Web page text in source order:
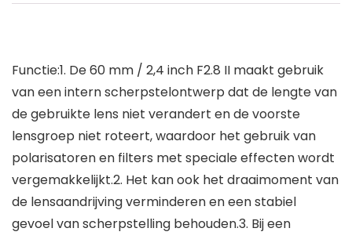
Functie:1. De 60 mm / 2,4 inch F2.8 II maakt gebruik
van een intern scherpstelontwerp dat de lengte van
de gebruikte lens niet verandert en de voorste
lensgroep niet roteert, waardoor het gebruik van
polarisatoren en filters met speciale effecten wordt
vergemakkelijkt.2. Het kan ook het draaimoment van
de lensaandrijving verminderen en een stabiel
gevoel van scherpstelling behouden.3. Bij een